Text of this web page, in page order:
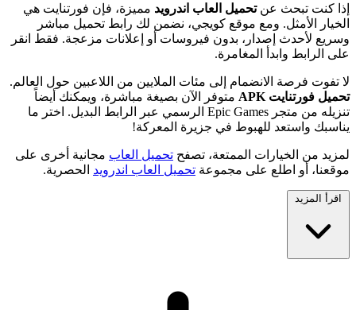
إذا كنت تبحث عنتحميل العاب اندرويد مميزة، فإن فورتنايت هي
الخيار الأمثل. ومع موقع كويجي، نضمن لك رابط تحميل مباشر
وسريع لأحدث إصدار، بدون فيروسات أو إعلانات مزعجة. فقط انقر
على الرابط وابدأ المغامرة.
لا تفوت فرصة الانضمام إلى مئات الملايين من اللاعبين حول العالم.
تحميل فورتنايت APK
متوفر الآن بصيغة مباشرة، ويمكنك أيضاً
تنزيله من متجر Epic Games الرسمي عبر الرابط البديل. اختر ما
يناسبك واستعد للهبوط في جزيرة المعركة!
لمزيد من الخيارات الممتعة، تصفح تحميل العاب مجانية أخرى على
موقعنا، أو اطلع على مجموعة تحميل العاب اندرويد الحصرية.
اقرأ المزيد